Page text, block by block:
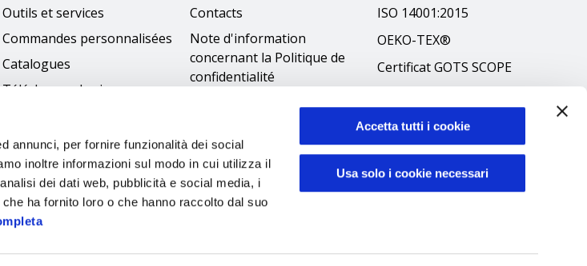
annunci, per fornire funzionalità dei social
inoltre informazioni sul modo in cui utilizza il
dei dati web, pubblicità e social media, i
ha fornito loro o che hanno raccolto dal suo
Accetta tutti i cookie
Usa solo i cookie necessari
Outils et services
Commandes personnalisées
Catalogues
Télécharger les images
Contacts
Note d'information
concernant la Politique de
confidentialité
cookies
Accessibilità
Code éthique
ISO 14001:2015
OEKO-TEX®
Certificat GOTS SCOPE
Politique
environnementale
Sécurité des produits